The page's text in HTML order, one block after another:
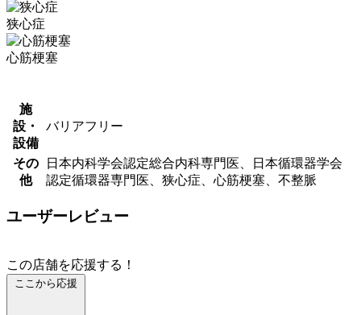
狭心症
心筋梗塞
施
設・
設備
バリアフリー
その
他
日本内科学会認定総合内科専門医、日本循環器学会
認定循環器専門医、狭心症、心筋梗塞、不整脈
ユーザーレビュー
この店舗を応援する！
ここから応援